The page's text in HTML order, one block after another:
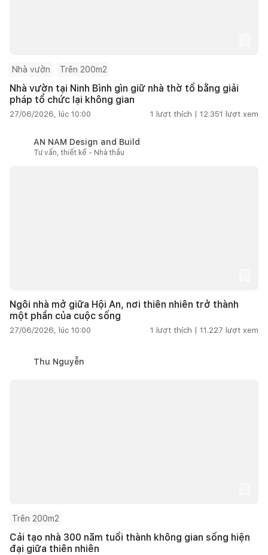
Nhà vườn Trên 200m2
Nhà vườn tại Ninh Bình gìn giữ nhà thờ tổ bằng giải
pháp tổ chức lại không gian
27/06/2026, lúc 10:00 1 lượt thích | 12.351 lượt xem
AN NAM Design and Build
Tư vấn, thiết kế - Nhà thầu
Ngôi nhà mở giữa Hội An, nơi thiên nhiên trở thành
một phần của cuộc sống
27/06/2026, lúc 10:00 1 lượt thích | 11.227 lượt xem
Thu Nguyễn
Trên 200m2
Cải tạo nhà 300 năm tuổi thành không gian sống hiện
đại giữa thiên nhiên